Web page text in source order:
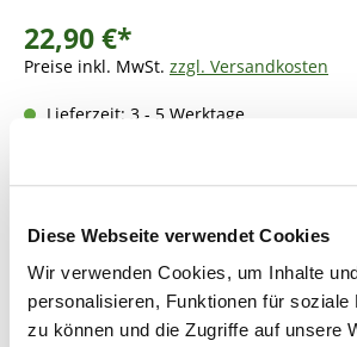
Diese Webseite verwendet Cookies
Wir verwenden Cookies, um Inhalte
personalisieren, Funktionen für soziale
zu können und die Zugriffe auf unsere
22,90 €*
Preise inkl. MwSt. zzgl. Versandkosten
Lieferzeit: 3 - 5 Werktage
Produkt Anzahl: Gib den
In den
Fragen zum Artikel